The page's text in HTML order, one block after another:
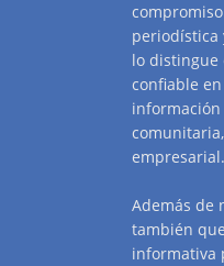
periodística
lo distingue
confiable
empresarial.
Además de
también
informativa